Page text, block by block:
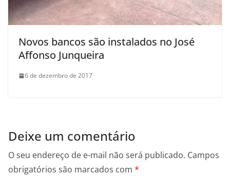
Novos bancos são instalados no José
Affonso Junqueira
6 de dezembro de 2017
Deixe um comentário
O seu endereço de e-mail não será publicado. Campos
obrigatórios são marcados com *